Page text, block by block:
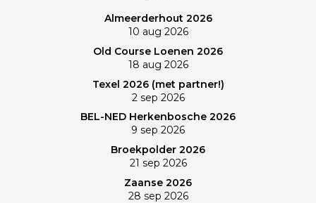
verlies was voorzien; gedaan en laten, dus. Maar de
memorabele ronde en de waanzinnige slagen van
Frank zullen mij nog lang bijblijven. Topgast, topdag!
Frank, bedankt!
Almeerderhout 2026
10 aug 2026
Old Course Loenen 2026
18 aug 2026
Texel 2026 (met partner!)
2 sep 2026
BEL-NED Herkenbosche 2026
9 sep 2026
Broekpolder 2026
21 sep 2026
Zaanse 2026
28 sep 2026